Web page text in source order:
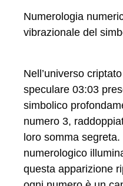
Numerologia
vibrazionale del
Nell’universo
speculare 03:03
simbolico
numero 3,
loro somma
numerologico
questa apparizione